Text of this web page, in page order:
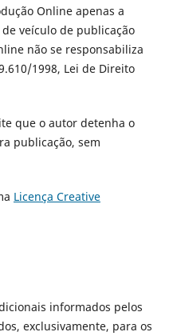
Online apenas a
veículo de publicação
não se responsabiliza
1998, Lei de Direito
que o autor detenha o
publicação, sem
Licença Creative
informados pelos
exclusivamente, para os